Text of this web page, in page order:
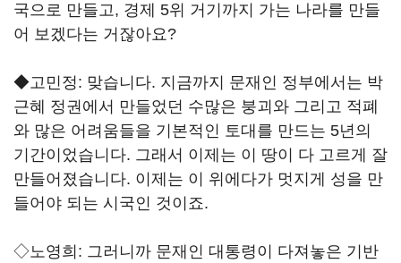
국으로 만들고, 경제 5위 거기까지 가는 나라를 만들
어 보겠다는 거잖아요?
◆고민정: 맞습니다. 지금까지 문재인 정부에서는 박
근혜 정권에서 만들었던 수많은 붕괴와 그리고 적폐
와 많은 어려움들을 기본적인 토대를 만드는 5년의
기간이었습니다. 그래서 이제는 이 땅이 다 고르게 잘
만들어졌습니다. 이제는 이 위에다가 멋지게 성을 만
들어야 되는 시국인 것이죠.
◇노영희: 그러니까 문재인 대통령이 다져놓은 기반